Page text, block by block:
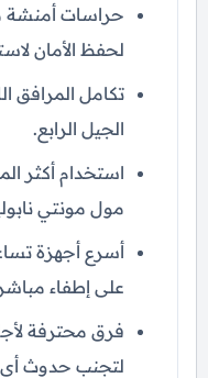
لحفظ الأمان
تكامل المرافق
الجيل الرابع.
استخدام أكثر
مول مونتي
أسرع أجهزة
على إطفاء
فرق محترفة
لتجنب حدوث